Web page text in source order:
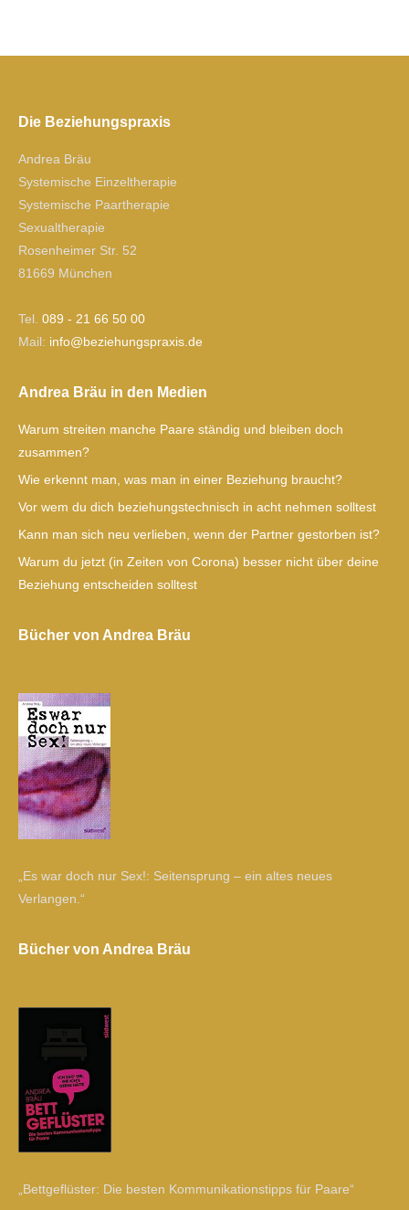
Die Beziehungspraxis
Andrea Bräu
Systemische Einzeltherapie
Systemische Paartherapie
Sexualtherapie
Rosenheimer Str. 52
81669 München
Tel. 089 - 21 66 50 00
Mail:
ed.si
xarps
gnuhe
izeb@
ofni
Andrea Bräu in den Medien
Warum streiten manche Paare ständig und bleiben doch
zusammen?
Wie erkennt man, was man in einer Beziehung braucht?
Vor wem du dich beziehungstechnisch in acht nehmen solltest
Kann man sich neu verlieben, wenn der Partner gestorben ist?
Warum du jetzt (in Zeiten von Corona) besser nicht über deine
Beziehung entscheiden solltest
Bücher von Andrea Bräu
„Es war doch nur Sex!: Seitensprung – ein altes neues
Verlangen.“
Bücher von Andrea Bräu
„Bettgeflüster: Die besten Kommunikationstipps für Paare“